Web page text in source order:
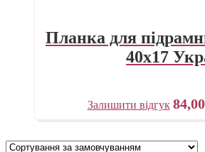
Планка для
40х17
Залишити відгук 84,00